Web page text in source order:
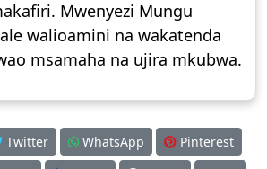
Mwenyezi Mungu
walioamini na wakatenda
msamaha na ujira mkubwa.
Twitter WhatsApp
Pinterest